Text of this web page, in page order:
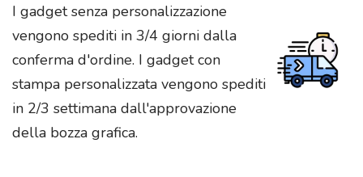
I gadget senza personalizzazione
vengono spediti in 3/4 giorni dalla
conferma d'ordine. I gadget con
stampa personalizzata vengono spediti
in 2/3 settimana dall'approvazione
della bozza grafica.